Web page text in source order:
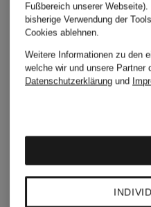
Off-
Fußbereich unserer
bisherige Verwendung der
Cookies ablehnen.
Weitere Informationen zu den
welche wir und unsere Partner
Datenschutzerklärung und